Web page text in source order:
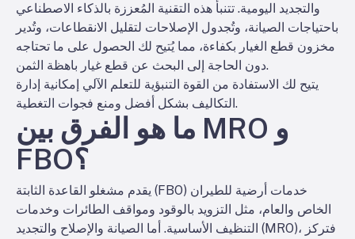
والتجديد اليومية. تتنبأ هذه التقنية المُعززة بالذكاء الاصطناعي
باحتياجات الصيانة، وتُجدول الإصلاحات لتقليل الانقطاعات، وتُدير
مخزون قطع الغيار بكفاءة، مما يُتيح لك الحصول على ما تحتاجه
دون الحاجة إلى البحث عن قطع غيار باهظة الثمن.
يتيح لك الاستفادة من القوة التنبؤية للتعلم الآلي إمكانية إدارة
التكاليف بشكل أفضل ومنع فجوات التغطية.
ما هو الفرق بين MRO و
FBO؟
يقدم مشغلو القاعدة الثابتة (FBO) خدمات أرضية للطيران
الخاص والعام، مثل التزويد بالوقود ومواقف الطائرات وخدمات
التنظيف الأساسية. أما الصيانة والإصلاح والتجديد (MRO)، فتركز